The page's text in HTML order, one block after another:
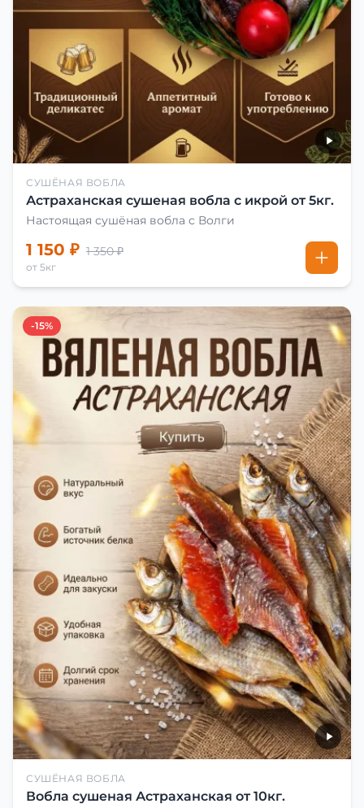
СУШЁНАЯ ВОБЛА
Астраханская сушеная вобла с икрой от 5кг.
Настоящая сушёная вобла с Волги
1 150 ₽ 1 350 ₽
от 5кг
-15%
СУШЁНАЯ ВОБЛА
Вобла сушеная Астраханская от 10кг.